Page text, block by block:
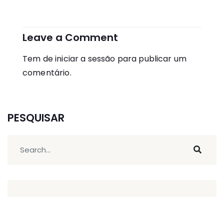
Leave a Comment
Tem deiniciar a sessão para publicar um
comentário.
PESQUISAR